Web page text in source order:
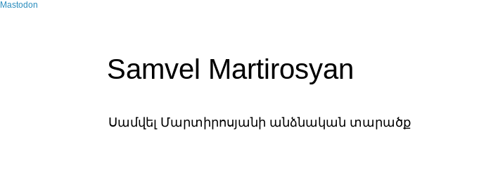
Mastodon
Samvel Martirosyan
Սամվել Մարտիրոսյանի անձնական տարածք